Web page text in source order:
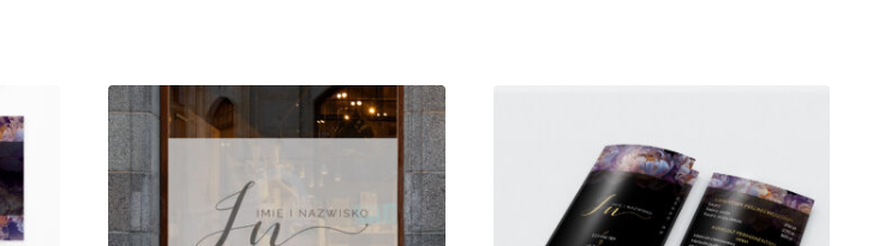
945,00 zł